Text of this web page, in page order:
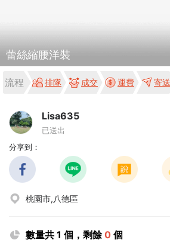
蕾絲縮腰洋裝
流程 排隊 成交 運費 寄送
Lisa635
已送出
分享到：
桃園市,八德區
數量共 1 個，剩餘0 個